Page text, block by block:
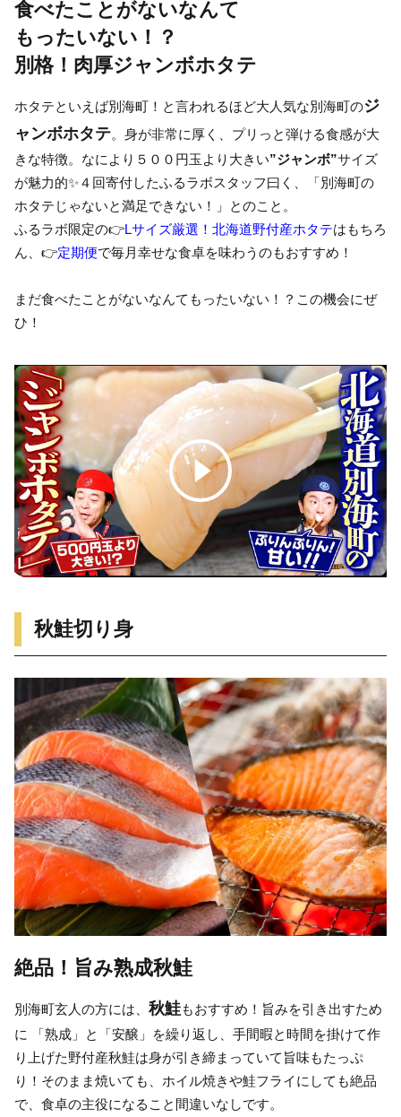
食べたことがないなんて
もったいない！？
別格！肉厚ジャンボホタテ
ホタテといえば別海町！と言われるほど大人気な別海町のジ
ャンボホタテ。身が非常に厚く、プリっと弾ける食感が大
きな特徴。なにより５００円玉より大きい”ジャンボ”サイズ
が魅力的✨４回寄付したふるラボスタッフ曰く、「別海町の
ホタテじゃないと満足できない！」とのこと。
ふるラボ限定の👉Lサイズ厳選！北海道野付産ホタテはもちろ
ん、👉定期便で毎月幸せな食卓を味わうのもおすすめ！
まだ食べたことがないなんてもったいない！？この機会にぜ
ひ！
秋鮭切り身
絶品！旨み熟成秋鮭
別海町玄人の方には、 秋鮭もおすすめ！旨みを引き出すため
に 「熟成」と「安醸」を繰り返し、手間暇と時間を掛けて作
り上げた野付産秋鮭は身が引き締まっていて旨味もたっぷ
り！そのまま焼いても、ホイル焼きや鮭フライにしても絶品
で、食卓の主役になること間違いなしです。